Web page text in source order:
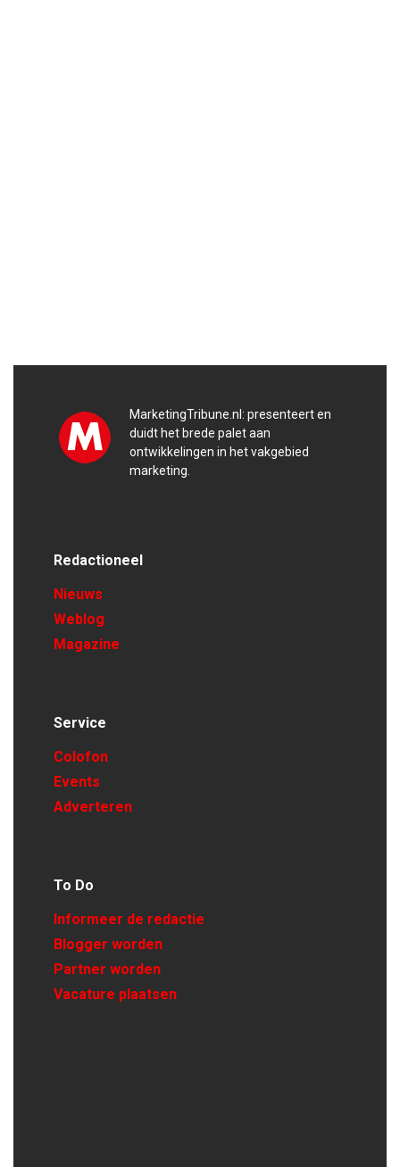
MarketingTribune.nl: presenteert en
duidt het brede palet aan
ontwikkelingen in het vakgebied
marketing.
Redactioneel
Nieuws
Weblog
Magazine
Service
Colofon
Events
Adverteren
To Do
Informeer de redactie
Blogger worden
Partner worden
Vacature plaatsen